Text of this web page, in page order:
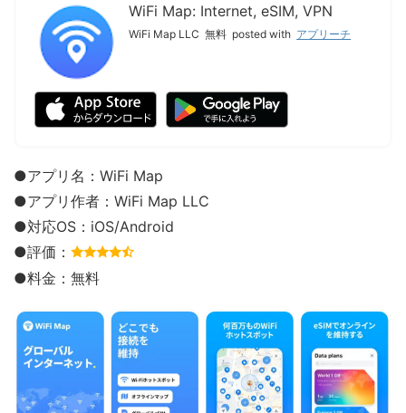
WiFi Map: Internet, eSIM, VPN
WiFi Map LLC 無料 posted with アプリーチ
●アプリ名：WiFi Map
●アプリ作者： WiFi Map LLC
●対応OS：iOS/Android
●評価：
●料金：無料